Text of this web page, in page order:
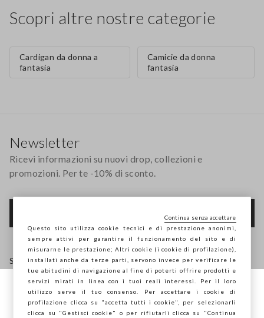
Scopri altre nostre categorie
Cardigan da donna a
fantasia
Camicie da donna
fantasia
Newsletter
Ricevi informazioni su nuovi drop, collezioni e
promozioni. Per te -10% di sconto.
Seguici su
IT
Stai navigando su STEFANEL Italia, vuoi
salvare la tua posizione?
Questo sito utilizza cookie tecnici e di prestazione anonimi,
sempre attivi per garantire il funzionamento del sito e di
misurarne le prestazione; Altri cookie (i cookie di profilazione),
installati anche da terze parti, servono invece per verificare le
tue abitudini di navigazione al fine di poterti offrire prodotti e
servizi mirati in linea con i tuoi reali interessi. Per il loro
utilizzo serve il tuo consenso. Per accettare i cookie di
profilazione clicca su "accetta tutti i cookie", per selezionarli
clicca su "Gestisci cookie" o per rifiutarli clicca su "Continua
Continua senza accettare